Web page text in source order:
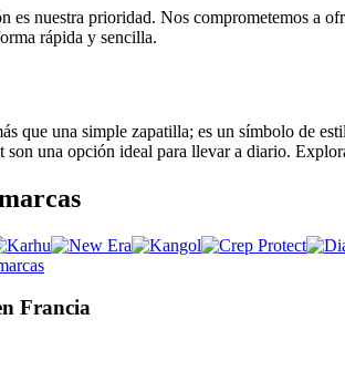
es nuestra prioridad. Nos comprometemos a
rápida y sencilla.
que una simple zapatilla; es un símbolo de
una opción ideal para llevar a diario.
Francia